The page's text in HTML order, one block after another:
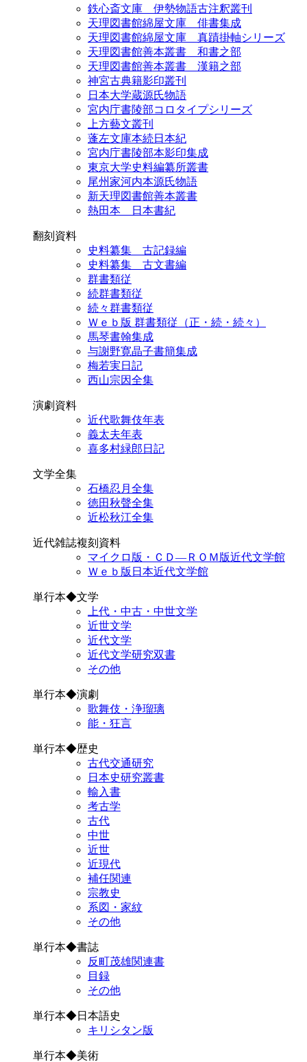
鉄心斎文庫 伊勢物語古注釈叢刊
天理図書館綿屋文庫 俳書集成
天理図書館綿屋文庫 真蹟掛軸シリーズ
天理図書館善本叢書 和書之部
天理図書館善本叢書 漢籍之部
神宮古典籍影印叢刊
日本大学蔵源氏物語
宮内庁書陵部コロタイプシリーズ
上方藝文叢刊
蓬左文庫本続日本紀
宮内庁書陵部本影印集成
東京大学史料編纂所叢書
尾州家河内本源氏物語
新天理図書館善本叢書
熱田本 日本書紀
翻刻資料
史料纂集 古記録編
史料纂集 古文書編
群書類従
続群書類従
続々群書類従
Ｗｅｂ版 群書類従（正・続・続々）
馬琴書翰集成
与謝野寛晶子書簡集成
梅若実日記
西山宗因全集
演劇資料
近代歌舞伎年表
義太夫年表
喜多村緑郎日記
文学全集
石橋忍月全集
徳田秋聲全集
近松秋江全集
近代雑誌複刻資料
マイクロ版・ＣＤ―ＲＯＭ版近代文学館
Ｗｅｂ版日本近代文学館
単行本◆文学
上代・中古・中世文学
近世文学
近代文学
近代文学研究双書
その他
単行本◆演劇
歌舞伎・浄瑠璃
能・狂言
単行本◆歴史
古代交通研究
日本史研究叢書
輸入書
考古学
古代
中世
近世
近現代
補任関連
宗教史
系図・家紋
その他
単行本◆書誌
反町茂雄関連書
目録
その他
単行本◆日本語史
キリシタン版
単行本◆美術